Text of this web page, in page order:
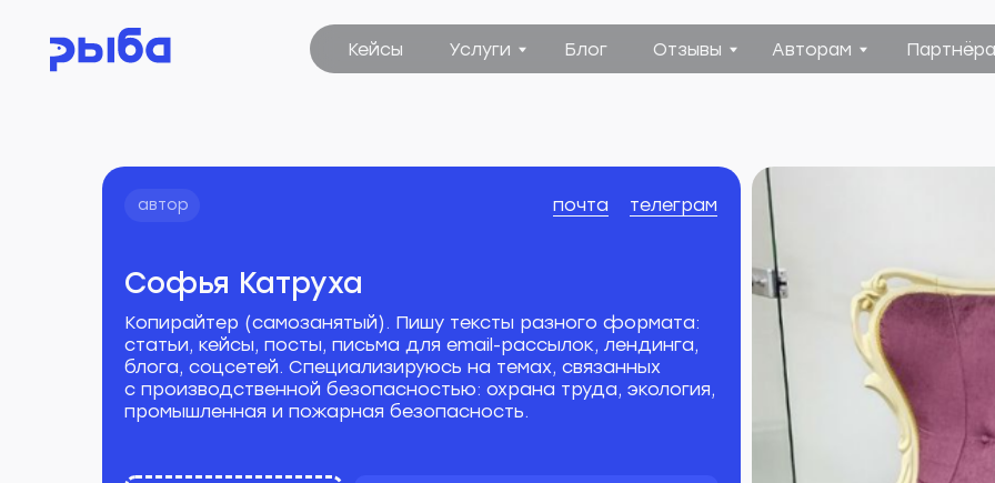
Партнёрам
Авторам
Отзывы
Блог
Услуги
Кейсы
автор
Софья Катруха
Копирайтер (самозанятый). Пишу тексты разного формата:
статьи, кейсы, посты, письма для email-рассылок, лендинга,
блога, соцсетей. Специализируюсь на темах, связанных
с производственной безопасностью: охрана труда, экология,
промышленная и пожарная безопасность.
почта телеграм